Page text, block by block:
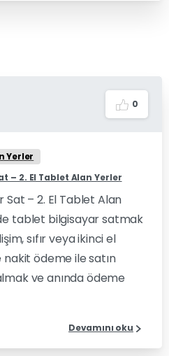
0
Yerler
– 2. El Tablet Alan Yerler
Sat – 2. El Tablet Alan
tablet bilgisayar satmak
sıfır veya ikinci el
ödeme ile satın
ve anında ödeme
Devamını oku